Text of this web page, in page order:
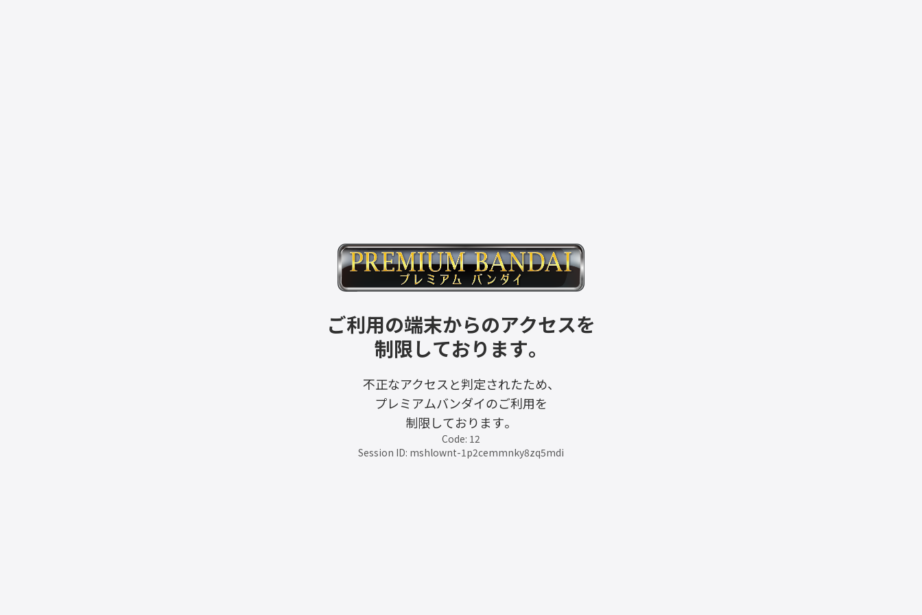
ご利用の端末からのアクセスを
制限しております。
不正なアクセスと判定されたため、
プレミアムバンダイのご利用を
制限しております。
Code: 12
Session ID: mshlownt-1p2cemmnky8zq5mdi